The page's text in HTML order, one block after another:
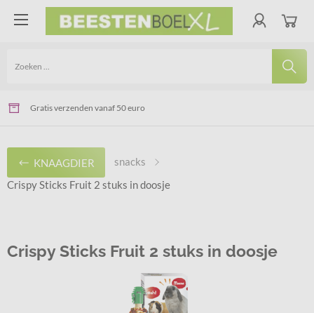
Voor 14.00 uur besteld - De volgende werkdag geleverd
Veilig online betalen via Ideal of Bancontact
Gratis verzenden vanaf 50 euro
KNAAGDIER
snacks
Crispy Sticks Fruit 2 stuks in doosje
Crispy Sticks Fruit 2 stuks in doosje